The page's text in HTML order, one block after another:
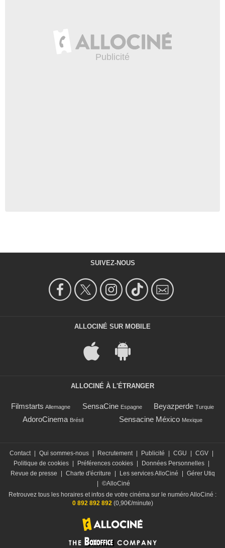
SUIVEZ-NOUS
ALLOCINÉ SUR MOBILE
ALLOCINÉ À L'ÉTRANGER
Filmstarts Allemagne SensaCine Espagne Beyazperde Turquie
AdoroCinema Brésil Sensacine México Mexique
Contact Qui sommes-nous Recrutement Publicité CGU CGV
Politique de cookies
Préférences cookies Données Personnelles
Revue de presse
Charte d'écriture Les services AlloCiné
Gérer Utiq
©AlloCiné
Retrouvez tous les horaires et infos de votre cinéma sur le numéro AlloCiné :
0 892 892 892(0,90€/minute)